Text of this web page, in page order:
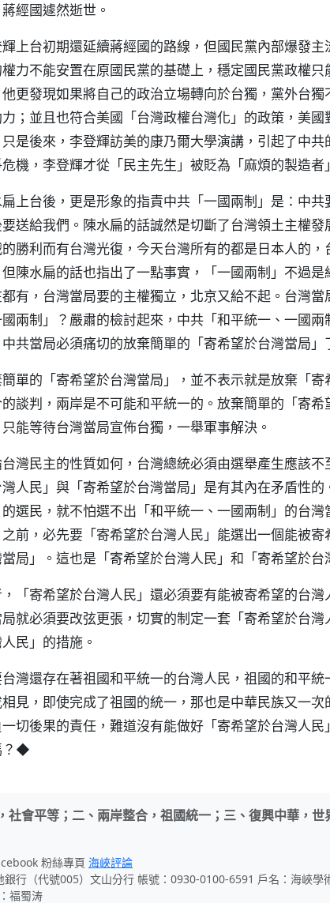
經國遽然逝世。
上台初期還延續蔣經國的路線，但國民黨內部爆發
權力不能安置在原國民黨的基礎上，穩定國民黨政權
更發現如果將自己的政治立場轉向於台獨，黨外台
；並且也符合美國「台灣政權台灣化」的政策，美
是後來，李登輝訪美的康乃爾大學演講，引起了中
機，李登輝才從「民主先生」被貶為「麻煩的製造者
上台後，更是形象的指責中共「一國兩制」是：中共
送給我們。陳水扁的話誠然是切斷了台灣領土主權
勝利而有台灣光復，今天台灣所有的都是日本人的
陳水扁的話也指出了一點事實，「一國兩制」不過
有，台灣當局要的主權獨立，北京又給不起。台灣
國兩制」？嚴肅的檢討起來，中共「和平統一、一國
共當局必須痛切的放棄簡單的「寄希望於台灣當局」
單的「寄希望於台灣當局」，並不表示就是放棄「
談判，兩岸是不可能和平統一的。放棄簡單的「寄
能等待台灣當局宣佈台獨，一舉軍事解決。
灣民主的性質如何，台灣總統必須由選舉產生應該
人民」與「寄希望於台灣當局」是有其內在矛盾性
選民，就不怕選不出「和平統一、一國兩制」的台
前，必先要「寄希望於台灣人民」能選出一個能被
局」。這也是「寄希望於台灣人民」和「寄希望於台
「寄希望於台灣人民」還必須要有能被寄希望的台
就必須要改弦更張，切實的制定一套「寄希望於台
民」的措施。
台灣還存在著祖國和平統一的台灣人民，祖國的和平
見，即使完成了祖國的統一，那也是中華民族又一
切後果的責任，難道沒有能做好「寄希望於台灣人
？◆
社會平等；二、兩岸整合，祖國統一；三、復興中華，世
粉絲專頁 海峽評論
行（代號005）文山分行 帳號：0930-0100-6591 戶名：海峽學
福蜀涛